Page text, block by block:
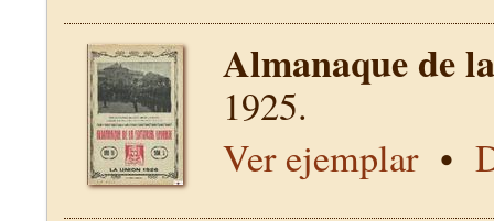
Almanaque de
1925.
Ver ejemplar•